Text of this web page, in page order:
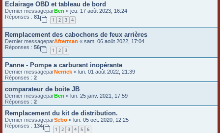
Eclairage OBD et tableau de bord
Dernier messageparBen « jeu. 17 août 2023, 16:24
Réponses : 81
1 2 3 4
Remplacement des cabochons de feux arrières
Dernier messageparAfterman « sam. 06 août 2022, 17:04
Réponses : 56
1 2 3
Panne - Pompe a carburant inopérante
Dernier messageparNerrick « lun. 01 août 2022, 21:39
Réponses : 2
comparateur de boite JB
Dernier messageparBen « lun. 25 janv. 2021, 17:59
Réponses : 2
Remplacement du kit de distribution.
Dernier messageparSebo « lun. 05 oct. 2020, 12:25
Réponses : 134
1 2 3 4 5 6